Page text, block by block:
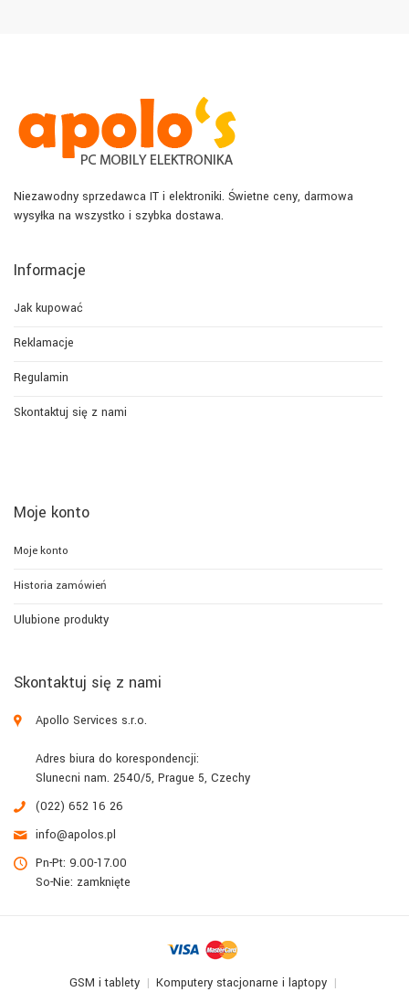
Niezawodny sprzedawca IT i elektroniki. Świetne ceny, darmowa
wysyłka na wszystko i szybka dostawa.
Informacje
Jak kupować
Reklamacje
Regulamin
Skontaktuj się z nami
Moje konto
Moje konto
Historia zamówień
Ulubione produkty
Skontaktuj się z nami
Apollo Services s.r.o.
Adres biura do korespondencji:
Slunecni nam. 2540/5, Prague 5, Czechy
(022) 652 16 26
info@apolos.pl
Pn-Pt: 9.00-17.00
So-Nie: zamknięte
GSM i tablety Komputery stacjonarne i laptopy